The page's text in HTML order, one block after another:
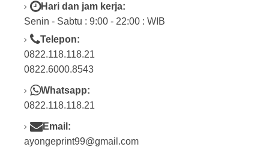
Hari dan jam kerja:
Senin - Sabtu : 9:00 - 22:00 : WIB
Telepon:
0822.118.118.21
0822.6000.8543
Whatsapp:
0822.118.118.21
Email:
ayongeprint99@gmail.com